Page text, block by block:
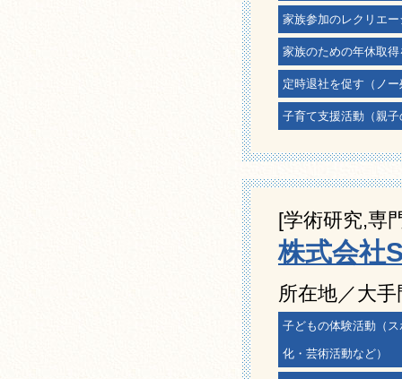
家族参加のレクリエ
家族のための年休取得
定時退社を促す（ノ
子育て支援活動（親
[学術研究,専
株式会社
所在地／大手
子どもの体験活動（
化・芸術活動など）